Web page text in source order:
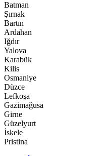
Batman
Şırnak
Bartın
Ardahan
Iğdır
Yalova
Karabük
Kilis
Osmaniye
Düzce
Lefkoşa
Gazimağusa
Girne
Güzelyurt
İskele
Pristina